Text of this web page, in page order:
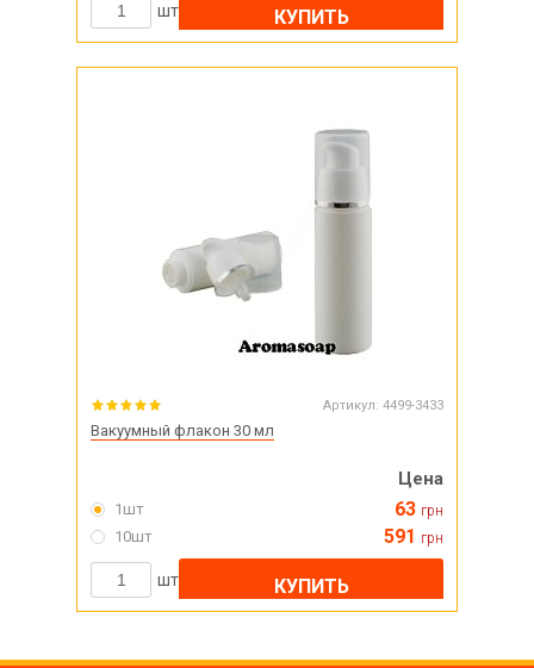
шт КУПИТЬ
Артикул: 4499-3433
Вакуумный флакон 30 мл
Цена
1шт 63 грн
10шт 591 грн
шт КУПИТЬ